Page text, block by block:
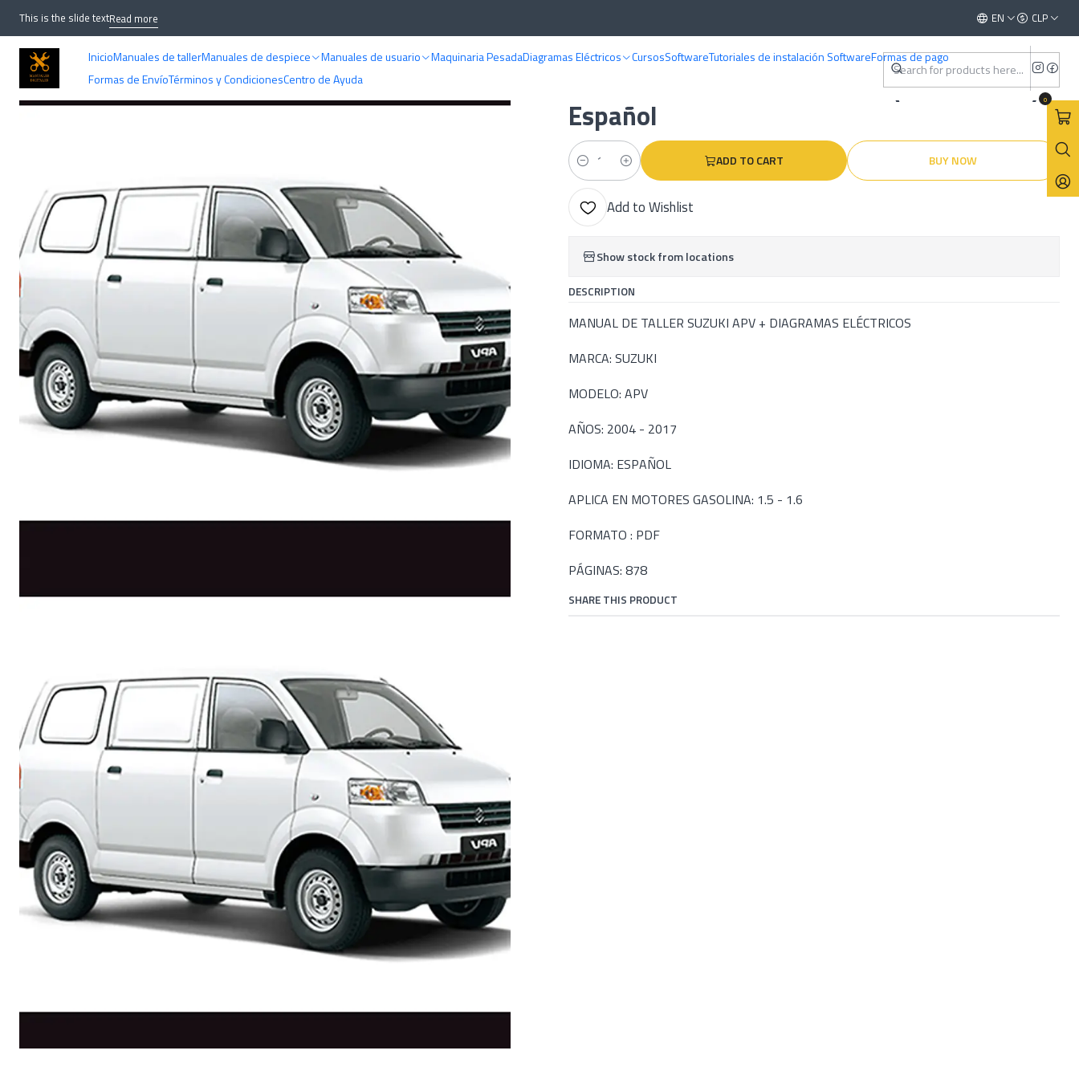
InicioManuales de tallerManuales de despiece Manuales de usuario Maquinaria PesadaDiagramas Eléctricos CursosSoftwareTutoriales de instalación SoftwareFormas de pago
Formas de EnvíoTérminos y CondicionesCentro de Ayuda
0
This is the slide textRead more EN CLP
Manual De Taller Suzuki APV (2004–2017)
Español
Quantity
ADD TO CART BUY NOW
Add to Wishlist
Show stock from locations
DESCRIPTION
MANUAL DE TALLER SUZUKI APV + DIAGRAMAS ELÉCTRICOS
MARCA: SUZUKI
MODELO: APV
AÑOS: 2004 - 2017
IDIOMA: ESPAÑOL
APLICA EN MOTORES GASOLINA: 1.5 - 1.6
FORMATO : PDF
PÁGINAS: 878
SHARE THIS PRODUCT